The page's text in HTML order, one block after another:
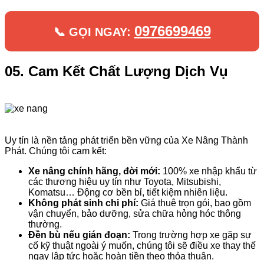
📞 GỌI NGAY: 0976699469
05. Cam Kết Chất Lượng Dịch Vụ
Uy tín là nền tảng phát triển bền vững của Xe Nâng Thành
Phát. Chúng tôi cam kết:
Xe nâng chính hãng, đời mới: 100% xe nhập khẩu từ
các thương hiệu uy tín như Toyota, Mitsubishi,
Komatsu… Động cơ bền bỉ, tiết kiệm nhiên liệu.
Không phát sinh chi phí: Giá thuê trọn gói, bao gồm
vận chuyển, bảo dưỡng, sửa chữa hỏng hóc thông
thường.
Đền bù nếu gián đoạn: Trong trường hợp xe gặp sự
cố kỹ thuật ngoài ý muốn, chúng tôi sẽ điều xe thay thế
ngay lập tức hoặc hoàn tiền theo thỏa thuận.